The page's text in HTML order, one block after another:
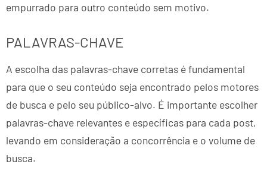
empurrado para outro conteúdo sem motivo.
PALAVRAS-CHAVE
A escolha das palavras-chave corretas é fundamental
para que o seu conteúdo seja encontrado pelos motores
de busca e pelo seu público-alvo. É importante escolher
palavras-chave relevantes e específicas para cada post,
levando em consideração a concorrência e o volume de
busca.